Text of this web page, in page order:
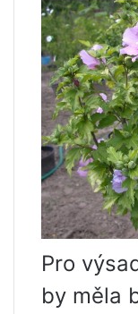
Pro
by měla